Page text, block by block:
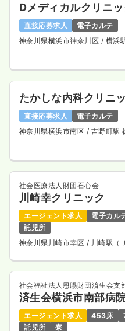
Dメディカルクリニッ
直接応募求人
電子カルテ
神奈川県横浜市神奈川区 / 横浜
たかしな内科クリニ
直接応募求人
電子カルテ
神奈川県横浜市南区 / 吉野町駅
社会医療法人財団石心会
川崎幸クリニック
エージェント求人 電子カル
託児所
神奈川県川崎市幸区 / 川崎駅（
社会福祉法人恩賜財団済生会支
済生会横浜市南部病
エージェント求人 453床
託児所
寮